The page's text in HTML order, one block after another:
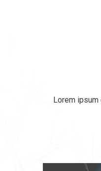
Lorem ipsum